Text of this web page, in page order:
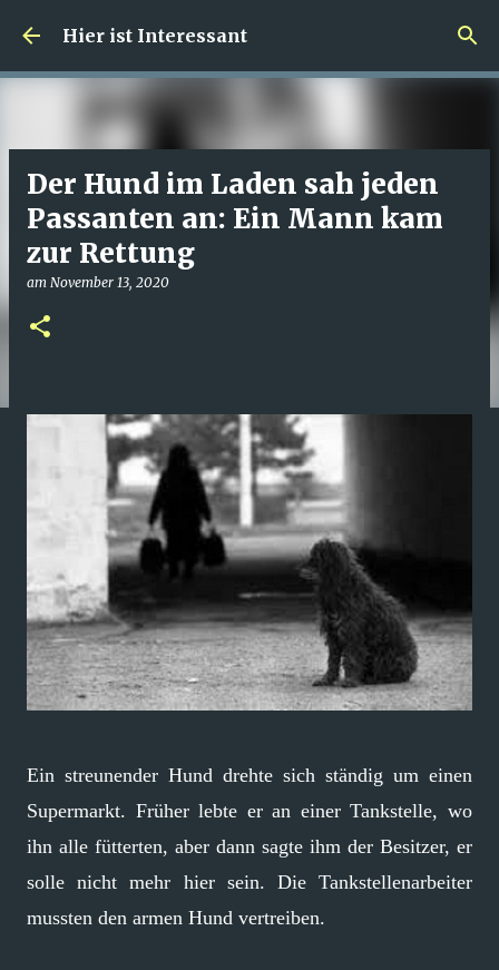
Direkt zum Hauptbereich
Hier ist Interessant
Der Hund im Laden sah jeden
Passanten an: Ein Mann kam
zur Rettung
am November 13, 2020
Ein streunender Hund drehte sich ständig um einen
Supermarkt. Früher lebte er an einer Tankstelle, wo
ihn alle fütterten, aber dann sagte ihm der Besitzer, er
solle nicht mehr hier sein. Die Tankstellenarbeiter
mussten den armen Hund vertreiben.